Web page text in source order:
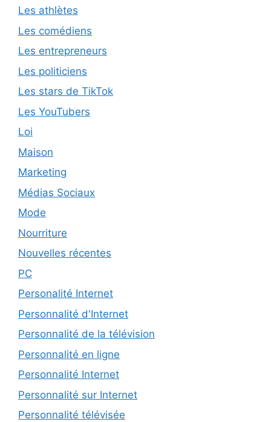
Les athlètes
Les comédiens
Les entrepreneurs
Les politiciens
Les stars de TikTok
Les YouTubers
Loi
Maison
Marketing
Médias Sociaux
Mode
Nourriture
Nouvelles récentes
PC
Personalité Internet
Personnalité d'Internet
Personnalité de la télévision
Personnalité en ligne
Personnalité Internet
Personnalité sur Internet
Personnalité télévisée